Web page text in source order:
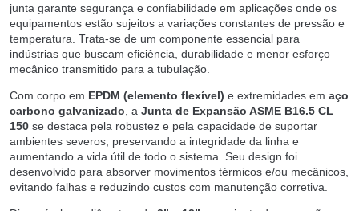
junta garante segurança e confiabilidade em aplicações onde os
equipamentos estão sujeitos a variações constantes de pressão e
temperatura. Trata-se de um componente essencial para
indústrias que buscam eficiência, durabilidade e menor esforço
mecânico transmitido para a tubulação.
Com corpo em EPDM (elemento flexível) e extremidades em aço
carbono galvanizado , a Junta de Expansão ASME B16.5 CL
150 se destaca pela robustez e pela capacidade de suportar
ambientes severos, preservando a integridade da linha e
aumentando a vida útil de todo o sistema. Seu design foi
desenvolvido para absorver movimentos térmicos e/ou mecânicos,
evitando falhas e reduzindo custos com manutenção corretiva.